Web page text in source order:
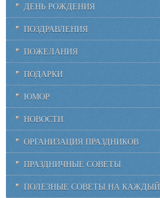
ДЕНЬ РОЖДЕНИЯ
ПОЗДРАВЛЕНИЯ
ПОЖЕЛАНИЯ
ПОДАРКИ
ЮМОР
НОВОСТИ
ОРГАНИЗАЦИЯ ПРАЗДНИКОВ
ПРАЗДНИЧНЫЕ СОВЕТЫ
ПОЛЕЗНЫЕ СОВЕТЫ НА